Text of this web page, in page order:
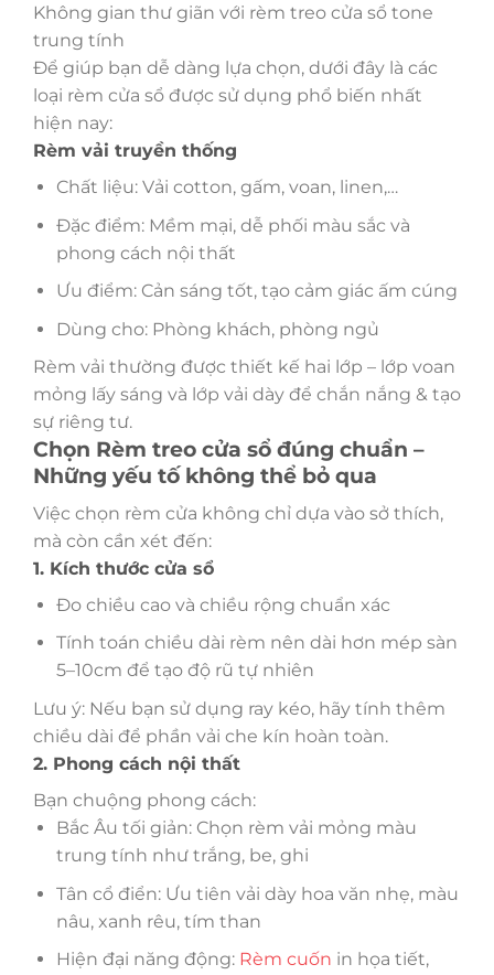
Không gian thư giãn với rèm treo cửa sổ tone
trung tính
Để giúp bạn dễ dàng lựa chọn, dưới đây là các
loại rèm cửa sổ được sử dụng phổ biến nhất
hiện nay:
Rèm vải truyền thống
Chất liệu: Vải cotton, gấm, voan, linen,…
Đặc điểm: Mềm mại, dễ phối màu sắc và
phong cách nội thất
Ưu điểm: Cản sáng tốt, tạo cảm giác ấm cúng
Dùng cho: Phòng khách, phòng ngủ
Rèm vải thường được thiết kế hai lớp – lớp voan
mỏng lấy sáng và lớp vải dày để chắn nắng & tạo
sự riêng tư.
Chọn Rèm treo cửa sổ đúng chuẩn –
Những yếu tố không thể bỏ qua
Việc chọn rèm cửa không chỉ dựa vào sở thích,
mà còn cần xét đến:
1. Kích thước cửa sổ
Đo chiều cao và chiều rộng chuẩn xác
Tính toán chiều dài rèm nên dài hơn mép sàn
5–10cm để tạo độ rũ tự nhiên
Lưu ý: Nếu bạn sử dụng ray kéo, hãy tính thêm
chiều dài để phần vải che kín hoàn toàn.
2. Phong cách nội thất
Bạn chuộng phong cách:
Bắc Âu tối giản: Chọn rèm vải mỏng màu
trung tính như trắng, be, ghi
Tân cổ điển: Ưu tiên vải dày hoa văn nhẹ, màu
nâu, xanh rêu, tím than
Hiện đại năng động: Rèm cuốn in họa tiết,